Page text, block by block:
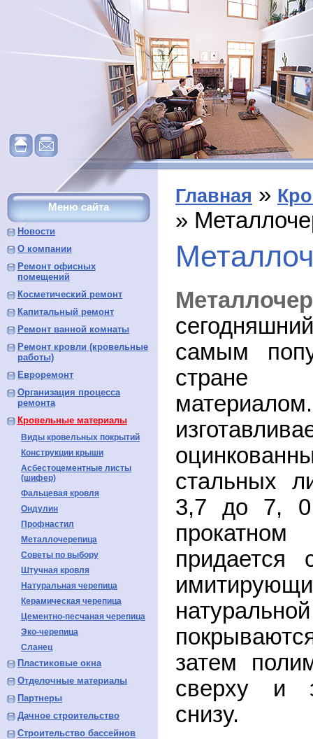
Меню сайта
Новости
О компании
Ремонт офисных
помещений
Косметический ремонт
Капитальный ремонт
Ремонт ванной комнаты
Ремонт кровли (кровельные
работы)
Евроремонт
Организация процесса
ремонта
Кровельные материалы
Виды кровельных покрытий
Конструкции крыши
Асбестоцементные листы
(шифер)
Фальцевая кровля
Ондулин
Профнастил
Металлочерепица
Советы по выбору
Штучная кровля
Натуральная черепица
Керамическая черепица
Цементно-песчаная черепица
Эко-черепица
Сланец
Пластиковые окна
Отделочные материалы
Партнеры
Дачное строительство
Строительство бассейнов
Главная »
»
самым
стране
стальных
3,7 до 7,
придается
затем
сверху и
снизу.